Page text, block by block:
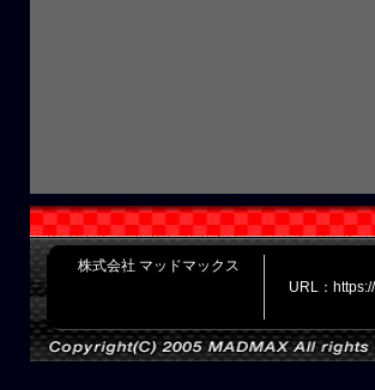
株式会社 マッドマックス
URL：